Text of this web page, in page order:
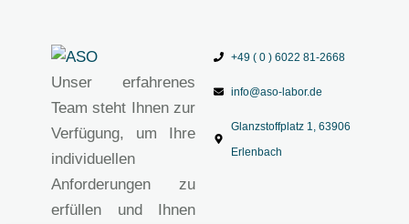
Unser erfahrenes
Team steht Ihnen zur
Verfügung, um Ihre
individuellen
Anforderungen zu
erfüllen und Ihnen
+49 ( 0 ) 6022 81-2668
info@aso-labor.de
Glanzstoffplatz 1, 63906
Erlenbach